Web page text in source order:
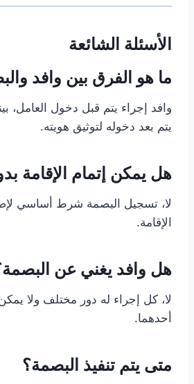
الأسئلة الشائعة
ما هو الفرق بين وافد
وافد إجراء يتم قبل دخول العامل،
يتم بعد دخوله لتوثيق هويته.
هل يمكن إتمام الإقامة
لا، تسجيل البصمة شرط أساسي
الإقامة.
هل وافد يغني عن
لا، كل إجراء له دور مختلف ولا
أحدهما.
متى يتم تنفيذ البصمة؟